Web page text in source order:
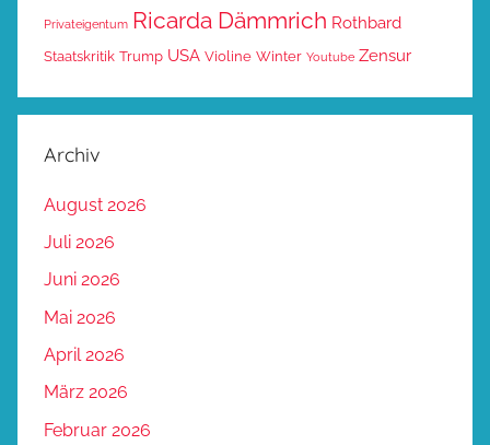
Privateigentum Ricarda Dämmrich Rothbard
Staatskritik Trump USA Violine Winter Youtube Zensur
Archiv
August 2026
Juli 2026
Juni 2026
Mai 2026
April 2026
März 2026
Februar 2026